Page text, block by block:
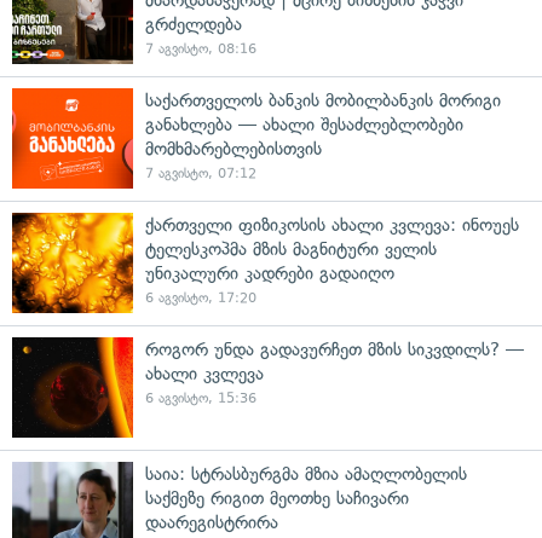
გრძელდება
7 აგვისტო, 08:16
საქართველოს ბანკის მობილბანკის მორიგი
განახლება — ახალი შესაძლებლობები
მომხმარებლებისთვის
7 აგვისტო, 07:12
ქართველი ფიზიკოსის ახალი კვლევა: ინოუეს
ტელესკოპმა მზის მაგნიტური ველის
უნიკალური კადრები გადაიღო
6 აგვისტო, 17:20
როგორ უნდა გადავურჩეთ მზის სიკვდილს? —
ახალი კვლევა
6 აგვისტო, 15:36
საია: სტრასბურგმა მზია ამაღლობელის
საქმეზე რიგით მეოთხე საჩივარი
დაარეგისტრირა